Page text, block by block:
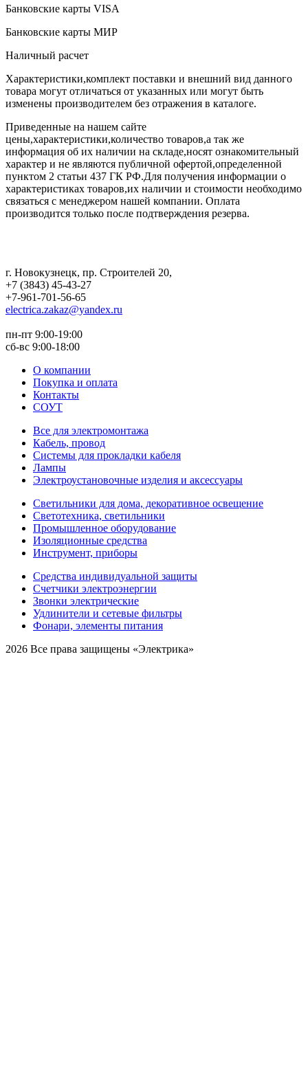
Банковские карты VISA
Банковские карты МИР
Наличный расчет
Характеристики,комплект поставки и внешний вид данного
товара могут отличаться от указанных или могут быть
изменены производителем без отражения в каталоге.
Приведенные на нашем сайте
цены,характеристики,количество товаров,а так же
информация об их наличии на складе,носят ознакомительный
характер и не являются публичной офертой,определенной
пунктом 2 статьи 437 ГК РФ.Для получения информации о
характеристиках товаров,их наличии и стоимости необходимо
связаться с менеджером нашей компании. Оплата
производится только после подтверждения резерва.
г. Новокузнецк, пр. Строителей 20,
+7 (3843) 45-43-27
+7-961-701-56-65
electrica.zakaz@yandex.ru
пн-пт 9:00-19:00
сб-вс 9:00-18:00
О компании
Покупка и оплата
Контакты
СОУТ
Все для электромонтажа
Кабель, провод
Системы для прокладки кабеля
Лампы
Электроустановочные изделия и аксессуары
Светильники для дома, декоративное освещение
Светотехника, светильники
Промышленное оборудование
Изоляционные средства
Инструмент, приборы
Средства индивидуальной защиты
Счетчики электроэнергии
Звонки электрические
Удлинители и сетевые фильтры
Фонари, элементы питания
2026 Все права защищены «Электрика»